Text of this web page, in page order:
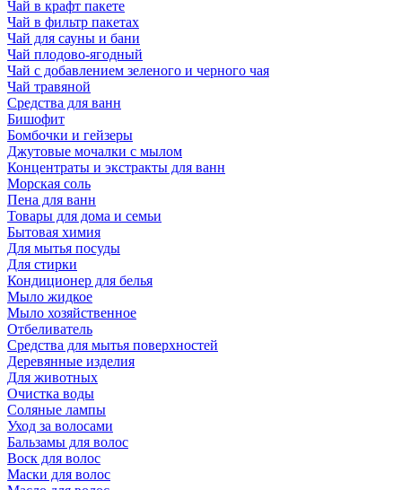
Чай в крафт пакете
Чай в фильтр пакетах
Чай для сауны и бани
Чай плодово-ягодный
Чай с добавлением зеленого и черного чая
Чай травяной
Средства для ванн
Бишофит
Бомбочки и гейзеры
Джутовые мочалки с мылом
Концентраты и экстракты для ванн
Морская соль
Пена для ванн
Товары для дома и семьи
Бытовая химия
Для мытья посуды
Для стирки
Кондиционер для белья
Мыло жидкое
Мыло хозяйственное
Отбеливатель
Средства для мытья поверхностей
Деревянные изделия
Для животных
Очистка воды
Соляные лампы
Уход за волосами
Бальзамы для волос
Воск для волос
Маски для волос